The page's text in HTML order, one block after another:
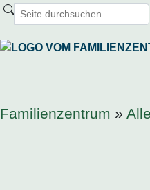
Familienzentrum »